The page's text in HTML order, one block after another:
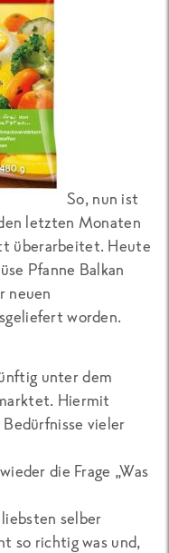
So, nun ist
letzten Monaten
überarbeitet. Heute
Pfanne Balkan
neuen
worden.
unter dem
Hiermit
vieler
die Frage „Was
selber
so richtig was und,